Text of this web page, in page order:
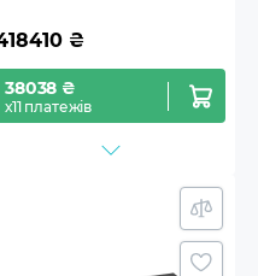
₴
38038 ₴
х11 платежів